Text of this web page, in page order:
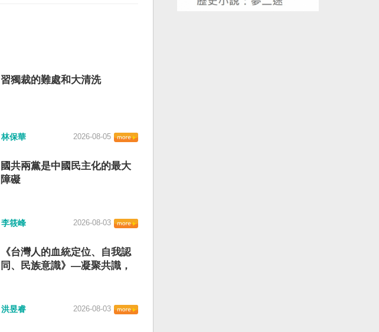
習獨裁的難處和大清洗
林保華 2026-08-05
國共兩黨是中國民主化的最大
障礙
李筱峰 2026-08-03
《台灣人的血統定位、自我認
同、民族意識》—凝聚共識，
洪昱睿 2026-08-03